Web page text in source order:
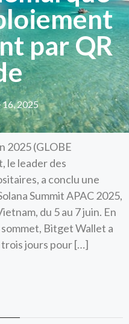
par QR
16, 2025
2025 (GLOBE
le leader des
a conclu une
Summit APAC 2025,
du 5 au 7 juin. En
Bitget Wallet a
jours pour […]